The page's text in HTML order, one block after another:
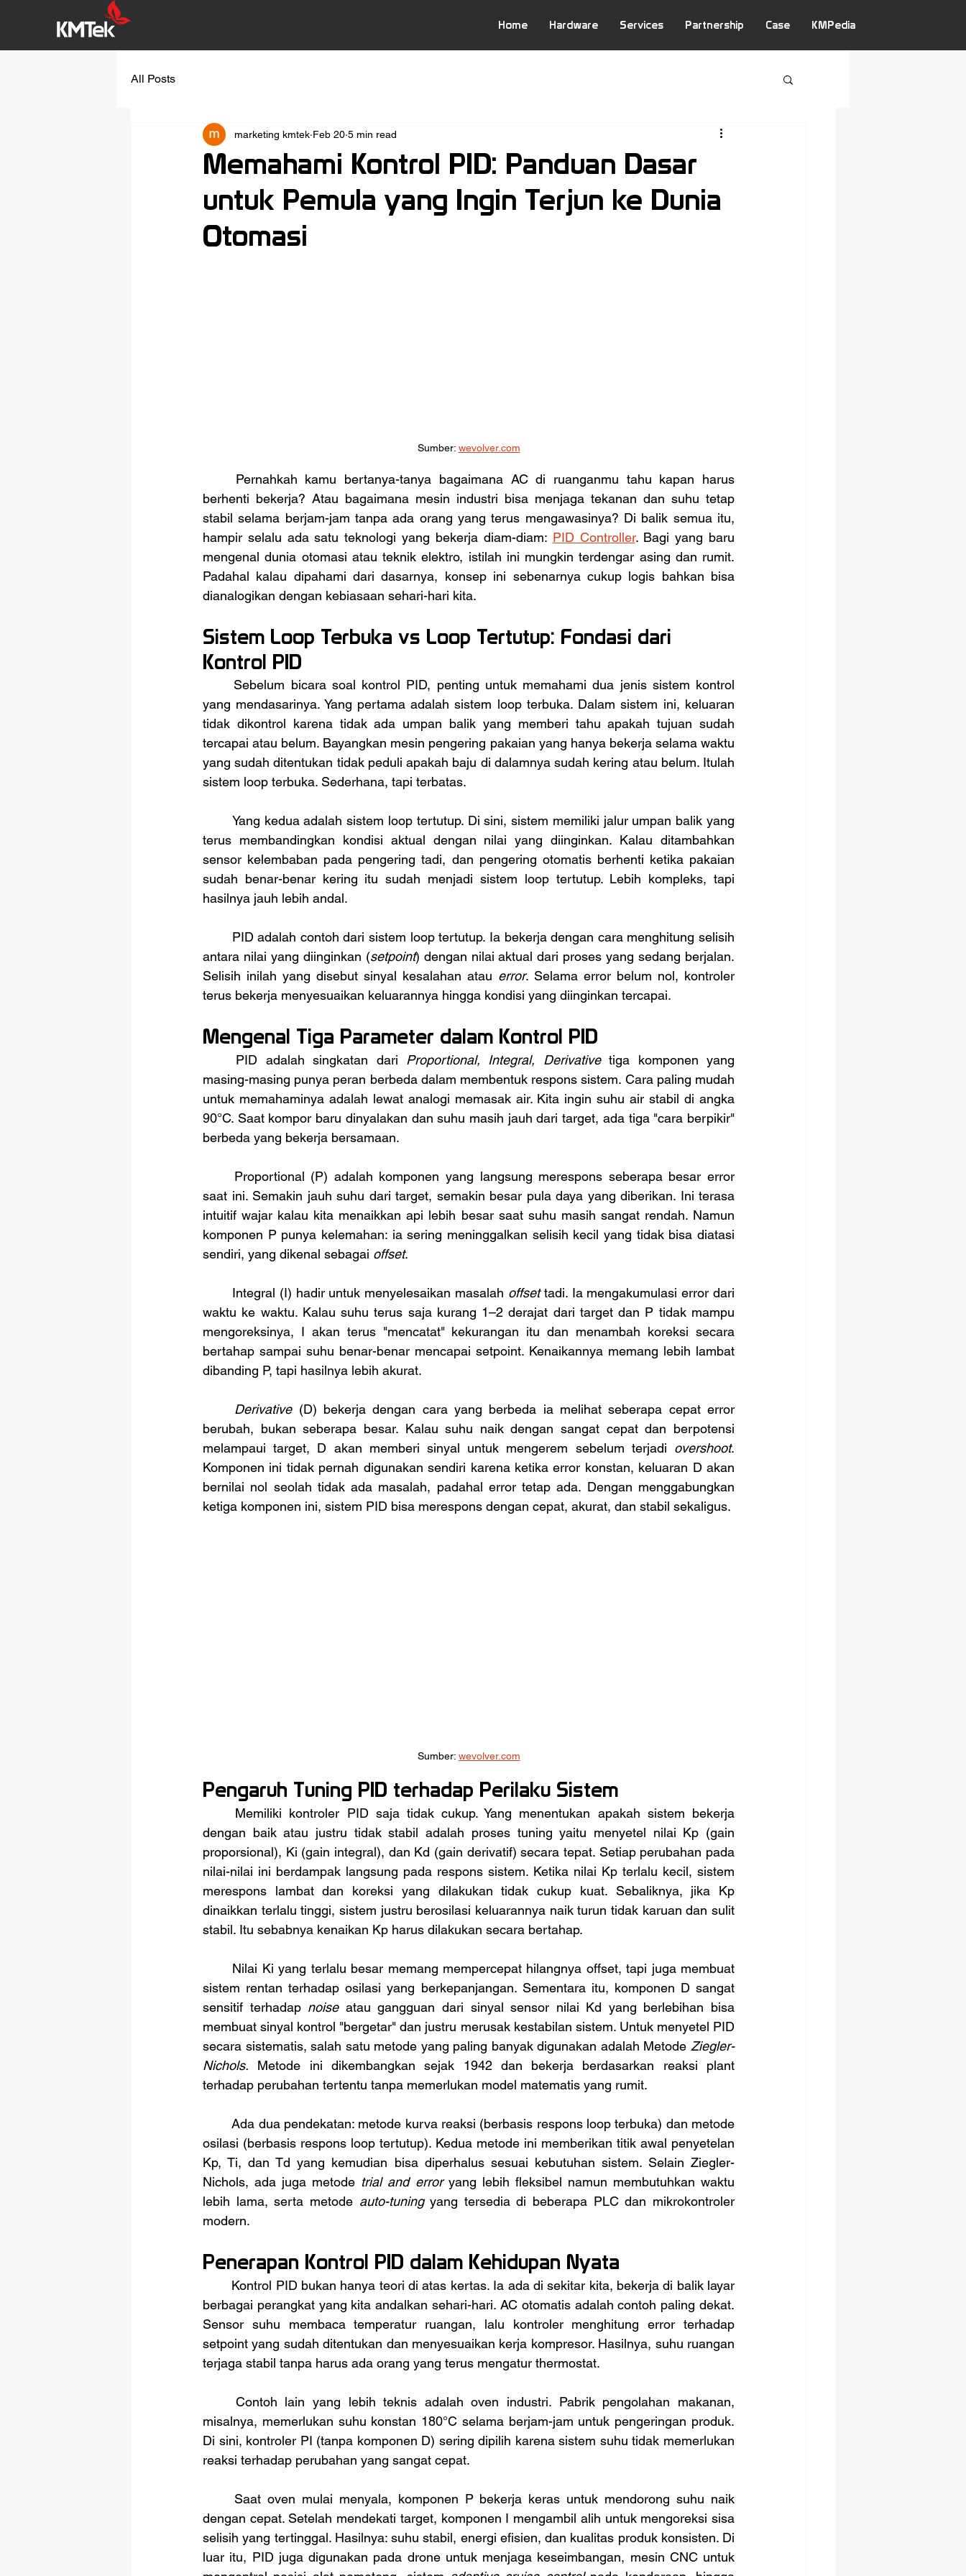
Home Hardware Services Partnership Case KMPedia
All Posts
Memahami Kontrol PID: Panduan Dasar
untuk Pemula yang Ingin Terjun ke Dunia
Otomasi
marketing kmtek Feb 20 5 min read
Sumber: wevolver.com
berhenti bekerja? Atau bagaimana mesin industri bisa menjaga tekanan dan suhu tetap
stabil selama berjam-jam tanpa ada orang yang terus mengawasinya? Di balik semua itu,
hampir selalu ada satu teknologi yang bekerja diam-diam: PID Controller. Bagi yang baru
mengenal dunia otomasi atau teknik elektro, istilah ini mungkin terdengar asing dan rumit.
Padahal kalau dipahami dari dasarnya, konsep ini sebenarnya cukup logis bahkan bisa
dianalogikan dengan kebiasaan sehari-hari kita.
Sistem Loop Terbuka vs Loop Tertutup: Fondasi dari
Kontrol PID
yang mendasarinya. Yang pertama adalah sistem loop terbuka. Dalam sistem ini, keluaran
tidak dikontrol karena tidak ada umpan balik yang memberi tahu apakah tujuan sudah
tercapai atau belum. Bayangkan mesin pengering pakaian yang hanya bekerja selama waktu
yang sudah ditentukan tidak peduli apakah baju di dalamnya sudah kering atau belum. Itulah
sistem loop terbuka. Sederhana, tapi terbatas.
terus membandingkan kondisi aktual dengan nilai yang diinginkan. Kalau ditambahkan
sensor kelembaban pada pengering tadi, dan pengering otomatis berhenti ketika pakaian
sudah benar-benar kering itu sudah menjadi sistem loop tertutup. Lebih kompleks, tapi
hasilnya jauh lebih andal.
antara nilai yang diinginkan (setpoint) dengan nilai aktual dari proses yang sedang berjalan.
Selisih inilah yang disebut sinyal kesalahan atau error. Selama error belum nol, kontroler
terus bekerja menyesuaikan keluarannya hingga kondisi yang diinginkan tercapai.
Mengenal Tiga Parameter dalam Kontrol PID
	PID adalah singkatan dari
Proportional, Integral, Derivative tiga komponen yang
masing-masing punya peran berbeda dalam membentuk respons sistem. Cara paling mudah
untuk memahaminya adalah lewat analogi memasak air. Kita ingin suhu air stabil di angka
90°C. Saat kompor baru dinyalakan dan suhu masih jauh dari target, ada tiga "cara berpikir"
berbeda yang bekerja bersamaan.
saat ini. Semakin jauh suhu dari target, semakin besar pula daya yang diberikan. Ini terasa
intuitif wajar kalau kita menaikkan api lebih besar saat suhu masih sangat rendah. Namun
komponen P punya kelemahan: ia sering meninggalkan selisih kecil yang tidak bisa diatasi
sendiri, yang dikenal sebagai offset.
	Integral (I) hadir untuk menyelesaikan masalah
offset tadi. Ia mengakumulasi error dari
waktu ke waktu. Kalau suhu terus saja kurang 1–2 derajat dari target dan P tidak mampu
mengoreksinya, I akan terus "mencatat" kekurangan itu dan menambah koreksi secara
bertahap sampai suhu benar-benar mencapai setpoint. Kenaikannya memang lebih lambat
dibanding P, tapi hasilnya lebih akurat.
Derivative (D) bekerja dengan cara yang berbeda ia melihat seberapa cepat error
berubah, bukan seberapa besar. Kalau suhu naik dengan sangat cepat dan berpotensi
melampaui target, D akan memberi sinyal untuk mengerem sebelum terjadi overshoot.
Komponen ini tidak pernah digunakan sendiri karena ketika error konstan, keluaran D akan
bernilai nol seolah tidak ada masalah, padahal error tetap ada. Dengan menggabungkan
ketiga komponen ini, sistem PID bisa merespons dengan cepat, akurat, dan stabil sekaligus.
Sumber: wevolver.com
Pengaruh Tuning PID terhadap Perilaku Sistem
dengan baik atau justru tidak stabil adalah proses tuning yaitu menyetel nilai Kp (gain
proporsional), Ki (gain integral), dan Kd (gain derivatif) secara tepat. Setiap perubahan pada
nilai-nilai ini berdampak langsung pada respons sistem. Ketika nilai Kp terlalu kecil, sistem
merespons lambat dan koreksi yang dilakukan tidak cukup kuat. Sebaliknya, jika Kp
dinaikkan terlalu tinggi, sistem justru berosilasi keluarannya naik turun tidak karuan dan sulit
stabil. Itu sebabnya kenaikan Kp harus dilakukan secara bertahap.
sistem rentan terhadap osilasi yang berkepanjangan. Sementara itu, komponen D sangat
sensitif terhadap noise atau gangguan dari sinyal sensor nilai Kd yang berlebihan bisa
membuat sinyal kontrol "bergetar" dan justru merusak kestabilan sistem. Untuk menyetel PID
secara sistematis, salah satu metode yang paling banyak digunakan adalah Metode Ziegler-
Nichols. Metode ini dikembangkan sejak 1942 dan bekerja berdasarkan reaksi plant
terhadap perubahan tertentu tanpa memerlukan model matematis yang rumit.
	Ada dua pendekatan: metode kurva reaksi (berbasis respons loop terbuka) dan metode
osilasi (berbasis respons loop tertutup). Kedua metode ini memberikan titik awal penyetelan
Kp, Ti, dan Td yang kemudian bisa diperhalus sesuai kebutuhan sistem. Selain Ziegler-
Nichols, ada juga metode trial and error yang lebih fleksibel namun membutuhkan waktu
lebih lama, serta metode auto-tuning yang tersedia di beberapa PLC dan mikrokontroler
modern.
Penerapan Kontrol PID dalam Kehidupan Nyata
berbagai perangkat yang kita andalkan sehari-hari. AC otomatis adalah contoh paling dekat.
Sensor suhu membaca temperatur ruangan, lalu kontroler menghitung error terhadap
setpoint yang sudah ditentukan dan menyesuaikan kerja kompresor. Hasilnya, suhu ruangan
terjaga stabil tanpa harus ada orang yang terus mengatur thermostat.
misalnya, memerlukan suhu konstan 180°C selama berjam-jam untuk pengeringan produk.
Di sini, kontroler PI (tanpa komponen D) sering dipilih karena sistem suhu tidak memerlukan
reaksi terhadap perubahan yang sangat cepat.
dengan cepat. Setelah mendekati target, komponen I mengambil alih untuk mengoreksi sisa
selisih yang tertinggal. Hasilnya: suhu stabil, energi efisien, dan kualitas produk konsisten. Di
luar itu, PID juga digunakan pada drone untuk menjaga keseimbangan, mesin CNC untuk